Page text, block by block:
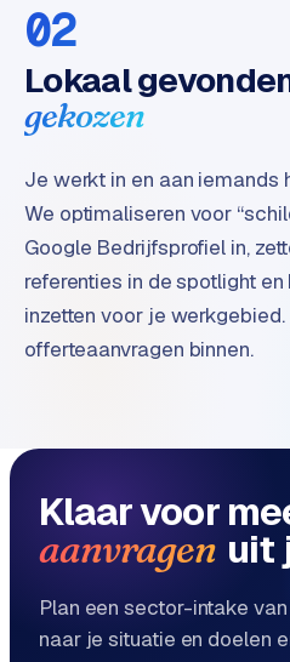
b
e
s
t
e
e
n
S
c
i
d
i
a
C
o
02
Lokaal
gekozen
Je werkt in en aan iemands
We optimaliseren voor
Google Bedrijfsprofiel in,
referenties in de spotlight
inzetten voor je
offerteaanvragen binnen.
Klaar voor
aanvragen uit
Plan een sector-intake
naar je situatie en doelen